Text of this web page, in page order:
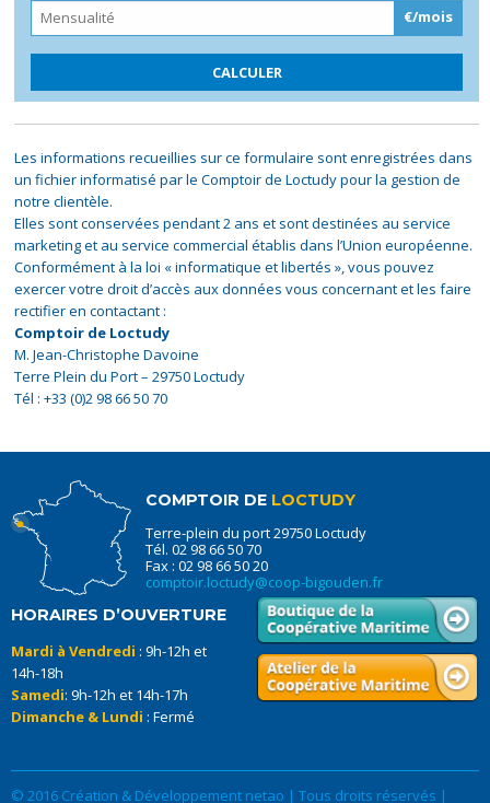
€/mois
Les informations recueillies sur ce formulaire sont enregistrées dans
un fichier informatisé par le Comptoir de Loctudy pour la gestion de
notre clientèle.
Elles sont conservées pendant 2 ans et sont destinées au service
marketing et au service commercial établis dans l’Union européenne.
Conformément à la loi « informatique et libertés », vous pouvez
exercer votre droit d’accès aux données vous concernant et les faire
rectifier en contactant :
Comptoir de Loctudy
M. Jean-Christophe Davoine
Terre Plein du Port – 29750 Loctudy
Tél : +33 (0)2 98 66 50 70
COMPTOIR DE LOCTUDY
Terre-plein du port 29750 Loctudy
Tél. 02 98 66 50 70
Fax : 02 98 66 50 20
comptoir.loctudy@coop-bigouden.fr
HORAIRES D’OUVERTURE
Mardi à Vendredi : 9h-12h et
14h-18h
Samedi: 9h-12h et 14h-17h
Dimanche & Lundi : Fermé
© 2016 Création & Développement netao | Tous droits réservés |